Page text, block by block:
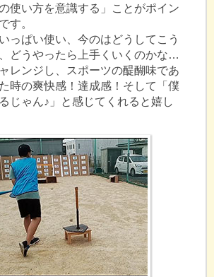
使い方を意識する」ことがポイン
す。
っぱい使い、今のはどうしてこう
どうやったら上手くいくのかな…
レンジし、スポーツの醍醐味であ
時の爽快感！達成感！そして「僕
じゃん♪」と感じてくれると嬉し